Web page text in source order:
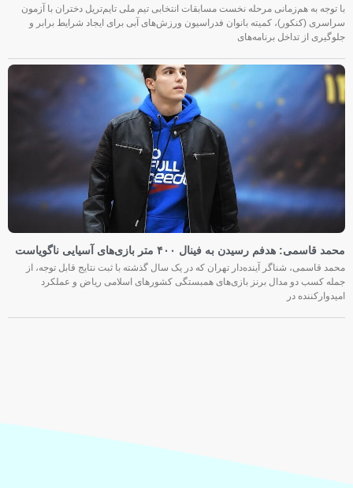
با توجه به هم‌زمانی مرحله نخست مسابقات انتخابی تیم ملی تایم‌تریل دختران با آزمون
سراسری (کنکور)، کمیته بانوان فدراسیون ورزش‌های آبی برای ایجاد شرایط برابر و
جلوگیری از تداخل برنامه‌های
محمد قاسمی: هدفم رسیدن به فینال ۴۰۰ متر بازی‌های آسیایی ناگویاست
محمد قاسمی، شناگر آینده‌دار تهران که در یک سال گذشته با ثبت نتایج قابل توجه، از
جمله کسب دو مدال برنز بازی‌های همبستگی کشورهای اسلامی ریاض و عملکرد
امیدوارکننده در